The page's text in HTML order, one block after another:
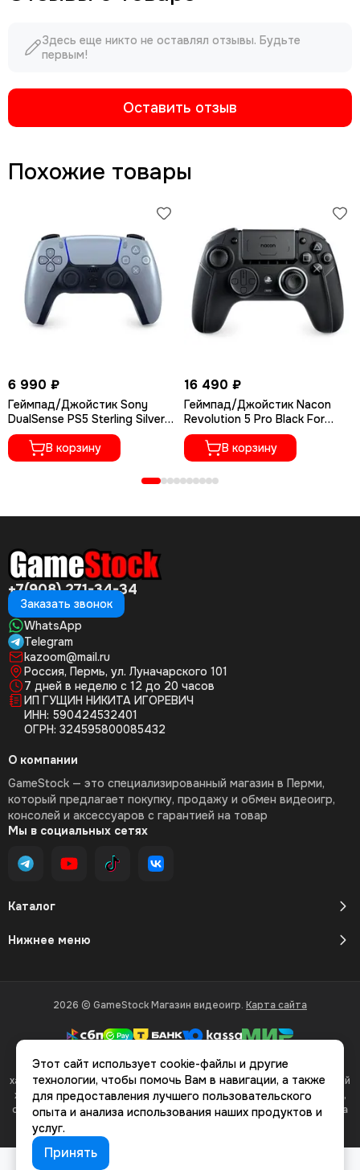
Здесь еще никто не оставлял отзывы. Будьте
первым!
Оставить отзыв
Похожие товары
6 990 ₽
Геймпад/Джойстик Sony
DualSense PS5 Sterling Silver
серебристый
В корзину
16 490 ₽
Геймпад/Джойстик Nacon
Revolution 5 Pro Black For
PS5/PS4/PC
В корзину
+7(908) 271-34-34
Заказать звонок
WhatsApp
Telegram
kazoom@mail.ru
Россия, Пермь, ул. Луначарского 101
7 дней в неделю с 12 до 20 часов
ИП ГУЩИН НИКИТА ИГОРЕВИЧ
ИНН: 590424532401
ОГРН: 324595800085432
Каталог
Нижнее меню
О компании
GameStock — это специализированный магазин в Перми,
который предлагает покупку, продажу и обмен видеоигр,
консолей и аксессуаров с гарантией на товар
Мы в социальных сетях
2026 © GameStock Магазин видеоигр. Карта сайта
Вся представленная на сайте информация, касающаяся
характеристик, стоимости товаров и услуг, носит информационный
характер и ни при каких условиях не является публичной офертой,
определяемой положениями Статьи 437(2) Гражданского кодекса
Этот сайт использует cookie-файлы и другие
технологии, чтобы помочь Вам в навигации, а также
для предоставления лучшего пользовательского
опыта и анализа использования наших продуктов и
услуг.
Принять